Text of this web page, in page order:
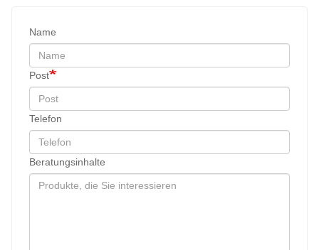
Name
Post
Telefon
Beratungsinhalte